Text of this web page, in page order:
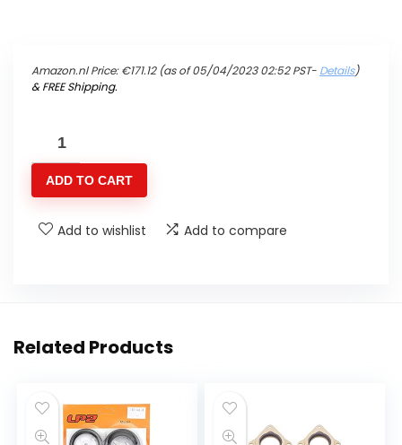
Amazon.nl Price:€171.12(as of 05/04/2023 02:52 PST- Details)
&FREE Shipping.
TRW
jgm618t
Spel
ADD TO CART
Add to wishlist Add to compare
Related Products